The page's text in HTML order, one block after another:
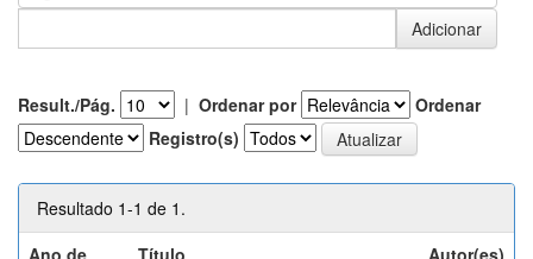
Result./Pág. | Ordenar por
Ordenar
Registro(s)
Resultado 1-1 de 1.
Ano de
Título Autor(es)